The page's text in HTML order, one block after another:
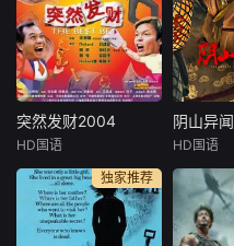
二代杨有才购买一
辆心仪的跑车时与
网络赌徒胡聪、汽
车租赁公司经理罗
金龙结识，继而发
生一系列阴差阳错
啼笑皆非的故事。
杨家房产，殊不知
几人机关
讨价还
低于市
格，
的房子
及庆祝
花板上
现金砸
金，
相同。啼
李国煌
典型“小男人”R
ichard，怀才不遇
突然发财2004
HD国语
阴山
张镐濂
悬疑惊
片通过
阴山异
HD国语
独家推荐